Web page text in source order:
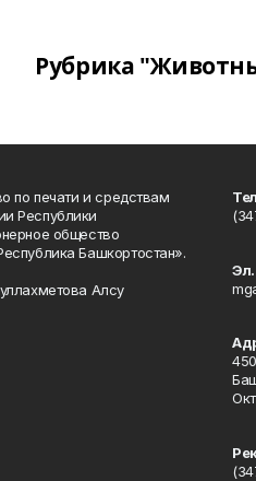
Рубрика
по печати и средствам
Республики
общество
Башкортостан».
Алсу
Эл.